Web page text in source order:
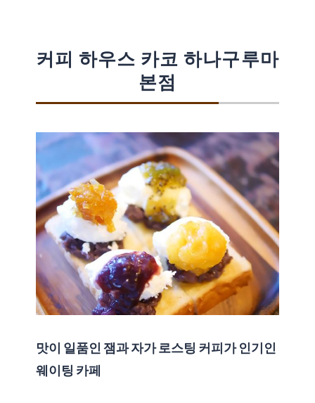
・ 시라카베 카페 하나고요미
・ 양과자/카페 본본
커피 하우스 카코 하나구루마
본점
맛이 일품인 잼과 자가 로스팅 커피가 인기인
웨이팅 카페